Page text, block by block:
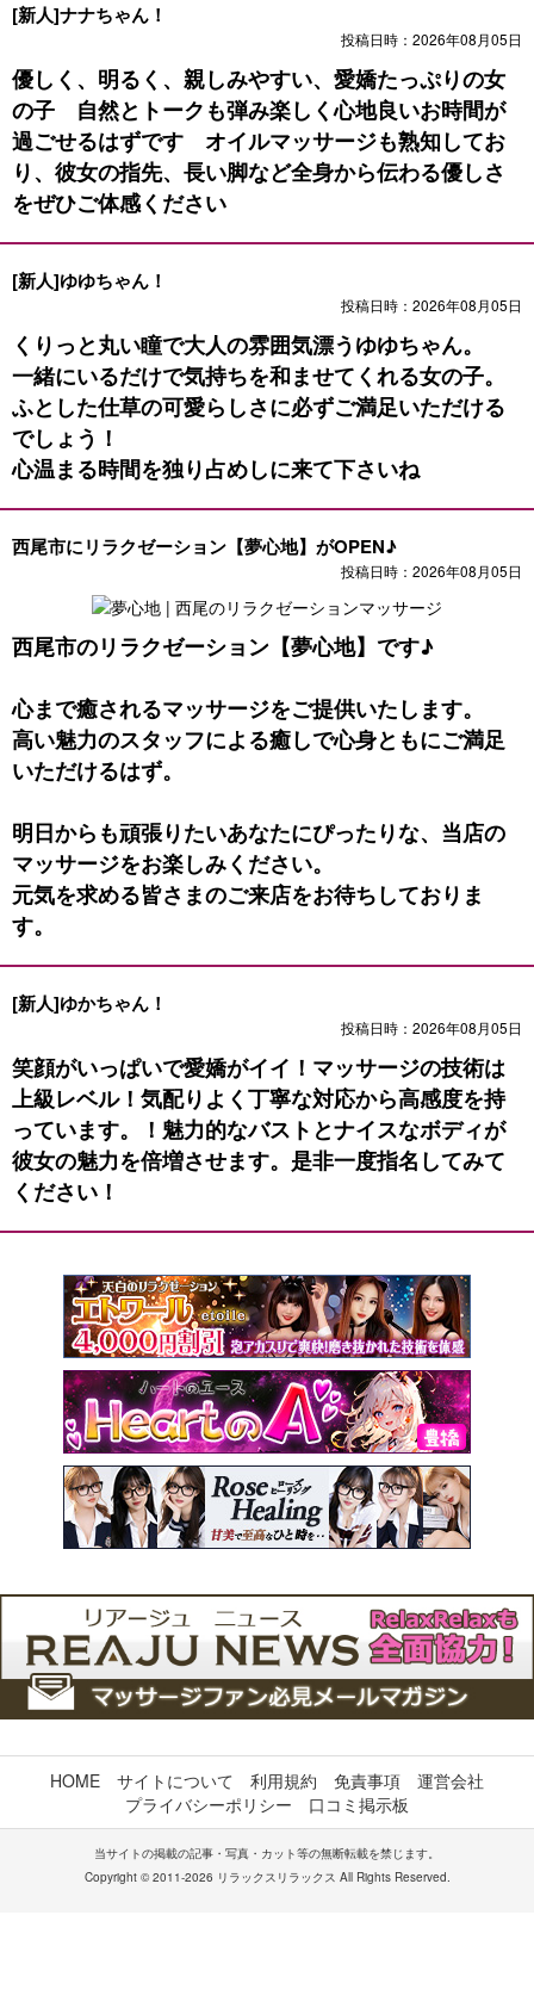
[新人]ナナちゃん！
投稿日時：2026年08月05日
優しく、明るく、親しみやすい、愛嬌たっぷりの女
の子 自然とトークも弾み楽しく心地良いお時間が
過ごせるはずです オイルマッサージも熟知してお
り、彼女の指先、長い脚など全身から伝わる優しさ
をぜひご体感ください
[新人]ゆゆちゃん！
投稿日時：2026年08月05日
くりっと丸い瞳で大人の雰囲気漂うゆゆちゃん。
一緒にいるだけで気持ちを和ませてくれる女の子。
ふとした仕草の可愛らしさに必ずご満足いただける
でしょう！
心温まる時間を独り占めしに来て下さいね
西尾市にリラクゼーション【夢心地】がOPEN♪
投稿日時：2026年08月05日
西尾市のリラクゼーション【夢心地】です♪
心まで癒されるマッサージをご提供いたします。
高い魅力のスタッフによる癒しで心身ともにご満足
いただけるはず。
明日からも頑張りたいあなたにぴったりな、当店の
マッサージをお楽しみください。
元気を求める皆さまのご来店をお待ちしておりま
す。
[新人]ゆかちゃん！
投稿日時：2026年08月05日
笑顔がいっぱいで愛嬌がイイ！マッサージの技術は
上級レベル！気配りよく丁寧な対応から高感度を持
っています。！魅力的なバストとナイスなボディが
彼女の魅力を倍増させます。是非一度指名してみて
ください！
HOME サイトについて 利用規約 免責事項
運営会社
プライバシーポリシー
口コミ掲示板
当サイトの掲載の記事・写真・カット等の無断転載を禁じます。
Copyright © 2011-2026 リラックスリラックス All Rights Reserved.